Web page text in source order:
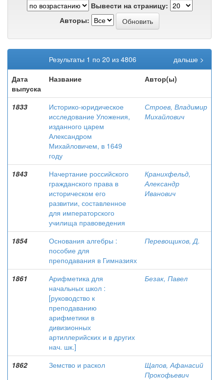
Вывести на страницу:
Авторы:
Результаты 1 по 20 из 4806
дальше >
Дата
выпуска
Название Автор(ы)
1833
Историко-юридическое
исследование Уложения,
изданного царем
Александром
Михайловичем, в 1649
году
Строев, Владимир
Михайлович
1843
Начертание российского
гражданского права в
историческом его
развитии, составленное
для императорского
училища правоведения
Кранихфельд,
Александр
Иванович
1854
Основания алгебры :
пособие для
преподавания в Гимназиях
Перевощиков, Д.
1861
Арифметика для
начальных школ :
[руководство к
преподаванию
арифметики в
дивизионных
артиллерийских и в других
нач. шк.]
Безак, Павел
1862 Земство и раскол
Щапов, Афанасий
Прокофьевич